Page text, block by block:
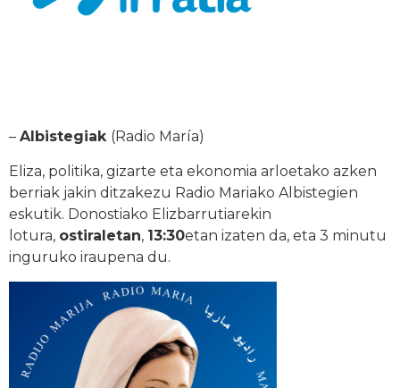
– Albistegiak (Radio María)
Eliza, politika, gizarte eta ekonomia arloetako azken
berriak jakin ditzakezu Radio Mariako Albistegien
eskutik. Donostiako Elizbarrutiarekin
lotura, ostiraletan, 13:30etan izaten da, eta 3 minutu
inguruko iraupena du.